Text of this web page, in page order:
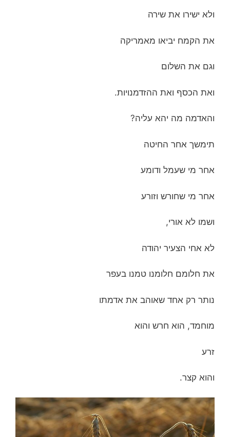
ולא ישירו את שירה
את הקמח יביאו מאמריקה
וגם את השלום
ואת הכסף ואת ההזדמנויות.
והאדמה מה יהא עליה?
תימשך אחר החיטה
אחר מי שעמל ודומע
אחר מי שחורש וזורע
ושמו לא אורי,
לא אחי הצעיר יהודה
את חלומם חלומנו טמנו בעפר
נותר רק אחד שאוהב את אדמתו
מוחמד, הוא חרש והוא
זרע
והוא קצר.